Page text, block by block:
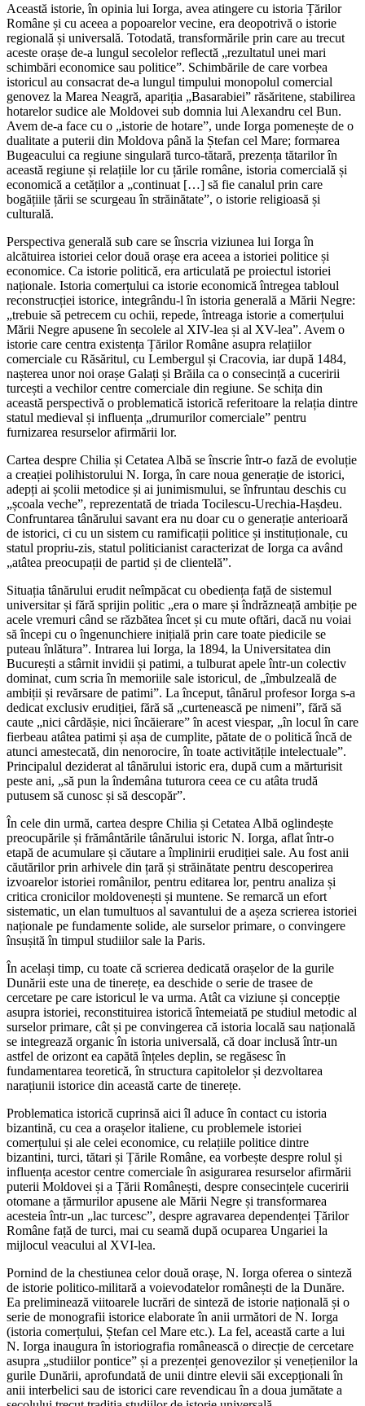
Această istorie, în opinia lui Iorga, avea atingere cu istoria Țărilor
Române și cu aceea a popoarelor vecine, era deopotrivă o istorie
regională și universală. Totodată, transformările prin care au trecut
aceste orașe de-a lungul secolelor reflectă „rezultatul unei mari
schimbări economice sau politice”. Schimbările de care vorbea
istoricul au consacrat de-a lungul timpului monopolul comercial
genovez la Marea Neagră, apariția „Basarabiei” răsăritene, stabilirea
hotarelor sudice ale Moldovei sub domnia lui Alexandru cel Bun.
Avem de-a face cu o „istorie de hotare”, unde Iorga pomenește de o
dualitate a puterii din Moldova până la Ștefan cel Mare; formarea
Bugeacului ca regiune singulară turco-tătară, prezența tătarilor în
această regiune și relațiile lor cu țările române, istoria comercială și
economică a cetăților a „continuat […] să fie canalul prin care
bogățiile țării se scurgeau în străinătate”, o istorie religioasă și
culturală.
Perspectiva generală sub care se înscria viziunea lui Iorga în
alcătuirea istoriei celor două orașe era aceea a istoriei politice și
economice. Ca istorie politică, era articulată pe proiectul istoriei
naționale. Istoria comerțului ca istorie economică întregea tabloul
reconstrucției istorice, integrându-l în istoria generală a Mării Negre:
„trebuie să petrecem cu ochii, repede, întreaga istorie a comerțului
Mării Negre apusene în secolele al XIV-lea și al XV-lea”. Avem o
istorie care centra existența Țărilor Române asupra relațiilor
comerciale cu Răsăritul, cu Lembergul și Cracovia, iar după 1484,
nașterea unor noi orașe Galați și Brăila ca o consecință a cuceririi
turcești a vechilor centre comerciale din regiune. Se schița din
această perspectivă o problematică istorică referitoare la relația dintre
statul medieval și influența „drumurilor comerciale” pentru
furnizarea resurselor afirmării lor.
Cartea despre Chilia și Cetatea Albă se înscrie într-o fază de evoluție
a creației polihistorului N. Iorga, în care noua generație de istorici,
adepți ai școlii metodice și ai junimismului, se înfruntau deschis cu
„școala veche”, reprezentată de triada Tocilescu-Urechia-Hașdeu.
Confruntarea tânărului savant era nu doar cu o generație anterioară
de istorici, ci cu un sistem cu ramificații politice și instituționale, cu
statul propriu-zis, statul politicianist caracterizat de Iorga ca având
„atâtea preocupații de partid și de clientelă”.
Situația tânărului erudit neîmpăcat cu obediența față de sistemul
universitar și fără sprijin politic „era o mare și îndrăzneață ambiție pe
acele vremuri când se răzbătea încet și cu mute oftări, dacă nu voiai
să începi cu o îngenunchiere inițială prin care toate piedicile se
puteau înlătura”. Intrarea lui Iorga, la 1894, la Universitatea din
București a stârnit invidii și patimi, a tulburat apele într-un colectiv
dominat, cum scria în memoriile sale istoricul, de „îmbulzeală de
ambiții și revărsare de patimi”. La început, tânărul profesor Iorga s-a
dedicat exclusiv erudiției, fără să „curtenească pe nimeni”, fără să
caute „nici cârdășie, nici încăierare” în acest viespar, „în locul în care
fierbeau atâtea patimi și așa de cumplite, pătate de o politică încă de
atunci amestecată, din nenorocire, în toate activitățile intelectuale”.
Principalul deziderat al tânărului istoric era, după cum a mărturisit
peste ani, „să pun la îndemâna tuturora ceea ce cu atâta trudă
putusem să cunosc și să descopăr”.
În cele din urmă, cartea despre Chilia și Cetatea Albă oglindește
preocupările și frământările tânărului istoric N. Iorga, aflat într-o
etapă de acumulare și căutare a împlinirii erudiției sale. Au fost anii
căutărilor prin arhivele din țară și străinătate pentru descoperirea
izvoarelor istoriei românilor, pentru editarea lor, pentru analiza și
critica cronicilor moldovenești și muntene. Se remarcă un efort
sistematic, un elan tumultuos al savantului de a așeza scrierea istoriei
naționale pe fundamente solide, ale surselor primare, o convingere
însușită în timpul studiilor sale la Paris.
În același timp, cu toate că scrierea dedicată orașelor de la gurile
Dunării este una de tinerețe, ea deschide o serie de trasee de
cercetare pe care istoricul le va urma. Atât ca viziune și concepție
asupra istoriei, reconstituirea istorică întemeiată pe studiul metodic al
surselor primare, cât și pe convingerea că istoria locală sau națională
se integrează organic în istoria universală, că doar inclusă într-un
astfel de orizont ea capătă înțeles deplin, se regăsesc în
fundamentarea teoretică, în structura capitolelor și dezvoltarea
narațiunii istorice din această carte de tinerețe.
Problematica istorică cuprinsă aici îl aduce în contact cu istoria
bizantină, cu cea a orașelor italiene, cu problemele istoriei
comerțului și ale celei economice, cu relațiile politice dintre
bizantini, turci, tătari și Țările Române, ea vorbește despre rolul și
influența acestor centre comerciale în asigurarea resurselor afirmării
puterii Moldovei și a Țării Românești, despre consecințele cuceririi
otomane a țărmurilor apusene ale Mării Negre și transformarea
acesteia într-un „lac turcesc”, despre agravarea dependenței Țărilor
Române față de turci, mai cu seamă după ocuparea Ungariei la
mijlocul veacului al XVI-lea.
Pornind de la chestiunea celor două orașe, N. Iorga oferea o sinteză
de istorie politico-militară a voievodatelor românești de la Dunăre.
Ea preliminează viitoarele lucrări de sinteză de istorie națională și o
serie de monografii istorice elaborate în anii următori de N. Iorga
(istoria comerțului, Ștefan cel Mare etc.). La fel, această carte a lui
N. Iorga inaugura în istoriografia românească o direcție de cercetare
asupra „studiilor pontice” și a prezenței genovezilor și venețienilor la
gurile Dunării, aprofundată de unii dintre elevii săi excepționali în
anii interbelici sau de istorici care revendicau în a doua jumătate a